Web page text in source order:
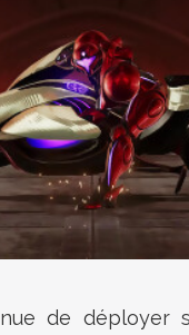
de déployer